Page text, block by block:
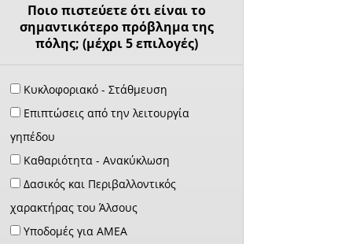
Ποιο πιστεύετε ότι είναι το
σημαντικότερο πρόβλημα της
πόλης; (μέχρι 5 επιλογές)
Κυκλοφοριακό - Στάθμευση
Επιπτώσεις από την λειτουργία
γηπέδου
Καθαριότητα - Ανακύκλωση
Δασικός και Περιβαλλοντικός
χαρακτήρας του Άλσους
Υποδομές για ΑΜΕΑ